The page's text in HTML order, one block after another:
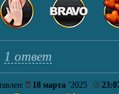
1 ответ
18 марта ’2025